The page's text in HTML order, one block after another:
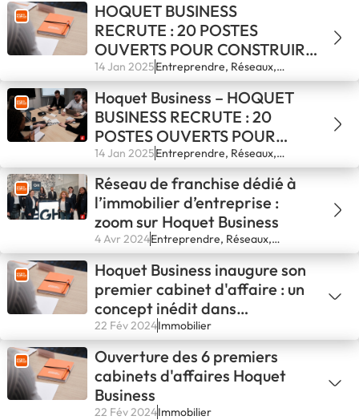
HOQUET BUSINESS
RECRUTE : 20 POSTES
OUVERTS POUR CONSTRUIRE
L’IMMOBILIER
PROFESSIONNEL DE
DEMAIN !
14 Jan 2025Entreprendre, Réseaux,
Secteurs, Se lancer
Hoquet Business – HOQUET
BUSINESS RECRUTE : 20
POSTES OUVERTS POUR
CONSTRUIRE L’IMMOBILIER
PROFESSIONNEL DE
DEMAIN !
14 Jan 2025Entreprendre, Réseaux,
Secteurs, Se lancer
Réseau de franchise dédié à
l’immobilier d’entreprise :
zoom sur Hoquet Business
4 Avr 2024Entreprendre, Réseaux,
Secteurs, Se lancer
Hoquet Business inaugure son
premier cabinet d'affaire : un
concept inédit dans
l'immobilier d'entreprises et
de commerces !
22 Fév 2024Immobilier
Ouverture des 6 premiers
cabinets d'affaires Hoquet
Business
22 Fév 2024Immobilier